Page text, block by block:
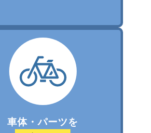
車体・パーツを